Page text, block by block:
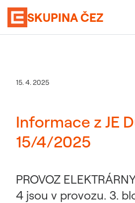
SKUPINA ČEZ
Datum zveřejnění
15. 4. 2025
Informace z JE
15/4/2025
PROVOZ
4 jsou v provozu. 3.